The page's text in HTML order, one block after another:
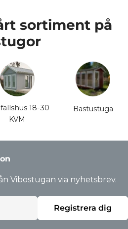
sortiment på
18-30
KVM
Bastustuga
Vibostugan via nyhetsbrev.
Registrera dig